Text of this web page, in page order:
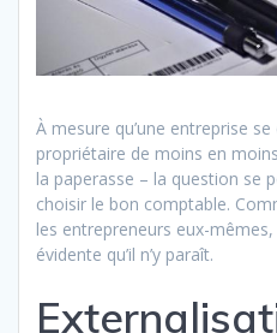
À mesure qu’une entreprise
propriétaire de moins en
la paperasse – la question se
choisir le bon comptable.
les entrepreneurs eux-
évidente qu’il n’y paraît.